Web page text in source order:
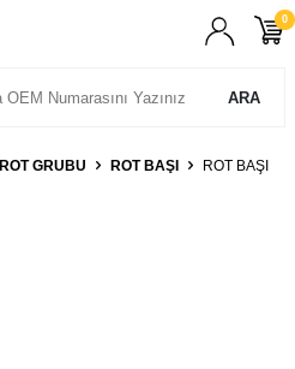
ARA
0
ROT GRUBU ROT BAŞI ROT BAŞI